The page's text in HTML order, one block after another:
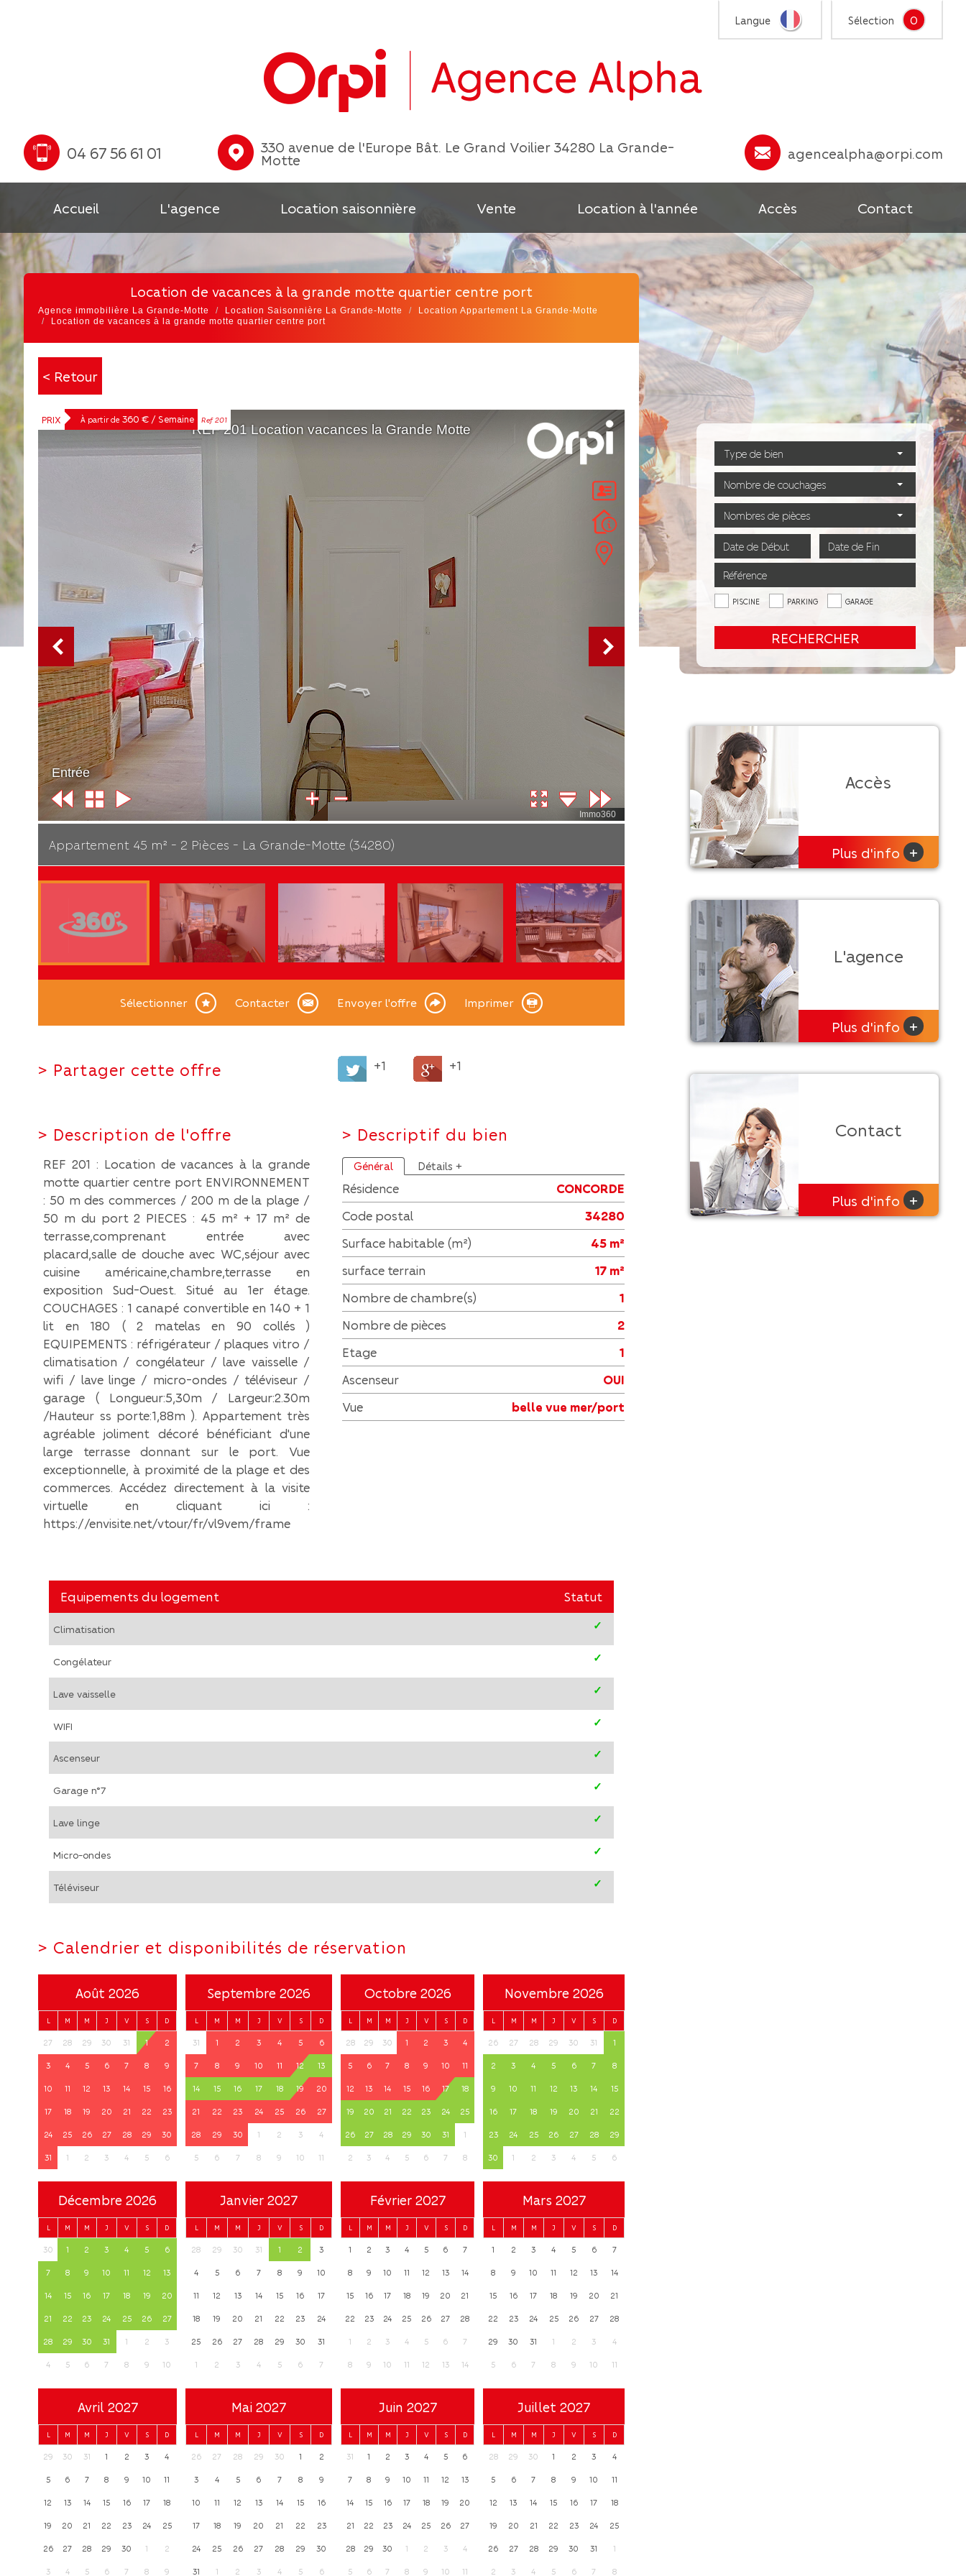
Langue Sélection 0
04 67 56 61 01 agencealpha@orpi.com
330 avenue de l'Europe Bât. Le Grand Voilier 34280 La Grande-
Motte
Accueil L'agence Location saisonnière Vente Location à l'année Accès Contact
Type de bien
Nombre de couchages
Nombres de pièces
PISCINE PARKING GARAGE
RECHERCHER
location de vacances à la grande motte quartier centre port
Agence immobilière La Grande-Motte Location Saisonnière La Grande-Motte
Location Appartement La Grande-Motte
Location de vacances à la grande motte quartier centre port
< Retour
Appartement 45 m² - 2 Pièces - La Grande-Motte (34280)
PRIX À partir de 360 € / Semaine Ref 201
Sélectionner Contacter Envoyer l'offre Imprimer
> Partager cette offre +1 +1
> Description de l'offre
REF 201 : Location de vacances à la grande
motte quartier centre port ENVIRONNEMENT
: 50 m des commerces / 200 m de la plage /
50 m du port 2 PIECES : 45 m² + 17 m² de
terrasse,comprenant entrée avec
placard,salle de douche avec WC,séjour avec
cuisine américaine,chambre,terrasse en
exposition Sud-Ouest. Situé au 1er étage.
COUCHAGES : 1 canapé convertible en 140 + 1
lit en 180 ( 2 matelas en 90 collés )
EQUIPEMENTS : réfrigérateur / plaques vitro /
climatisation / congélateur / lave vaisselle /
wifi / lave linge / micro-ondes / téléviseur /
garage ( Longueur:5,30m / Largeur:2.30m
/Hauteur ss porte:1,88m ). Appartement très
agréable joliment décoré bénéficiant d'une
large terrasse donnant sur le port. Vue
exceptionnelle, à proximité de la plage et des
commerces. Accédez directement à la visite
virtuelle en cliquant ici :
https://envisite.net/vtour/fr/vl9vem/frame
> Descriptif du bien
Général Détails +
Résidence
CONCORDE
Code postal
34280
Surface habitable (m²)
45 m²
surface terrain
17 m²
Nombre de chambre(s)
1
Nombre de pièces
2
Etage
1
Ascenseur
OUI
Vue
belle vue mer/port
Equipements du logement Statut
Climatisation ✓
Congélateur ✓
Lave vaisselle ✓
WIFI ✓
Ascenseur ✓
Garage n°7 ✓
Lave linge ✓
Micro-ondes ✓
Téléviseur ✓
> Calendrier et disponibilités de réservation
Août 2026
L M M J V S D
27 28 29 30 31 1 2
3 4 5 6 7 8 9
10 11 12 13 14 15 16
17 18 19 20 21 22 23
24 25 26 27 28 29 30
31 1 2 3 4 5 6
Septembre 2026
L M M J V S D
31 1 2 3 4 5 6
7 8 9 10 11 12 13
14 15 16 17 18 19 20
21 22 23 24 25 26 27
28 29 30 1 2 3 4
5 6 7 8 9 10 11
Octobre 2026
L M M J V S D
28 29 30 1 2 3 4
5 6 7 8 9 10 11
12 13 14 15 16 17 18
19 20 21 22 23 24 25
26 27 28 29 30 31 1
2 3 4 5 6 7 8
Novembre 2026
L M M J V S D
26 27 28 29 30 31 1
2 3 4 5 6 7 8
9 10 11 12 13 14 15
16 17 18 19 20 21 22
23 24 25 26 27 28 29
30 1 2 3 4 5 6
Décembre 2026
L M M J V S D
30 1 2 3 4 5 6
7 8 9 10 11 12 13
14 15 16 17 18 19 20
21 22 23 24 25 26 27
28 29 30 31 1 2 3
4 5 6 7 8 9 10
Janvier 2027
L M M J V S D
28 29 30 31 1 2 3
4 5 6 7 8 9 10
11 12 13 14 15 16 17
18 19 20 21 22 23 24
25 26 27 28 29 30 31
1 2 3 4 5 6 7
Février 2027
L M M J V S D
1 2 3 4 5 6 7
8 9 10 11 12 13 14
15 16 17 18 19 20 21
22 23 24 25 26 27 28
1 2 3 4 5 6 7
8 9 10 11 12 13 14
Mars 2027
L M M J V S D
1 2 3 4 5 6 7
8 9 10 11 12 13 14
15 16 17 18 19 20 21
22 23 24 25 26 27 28
29 30 31 1 2 3 4
5 6 7 8 9 10 11
Avril 2027
L M M J V S D
29 30 31 1 2 3 4
5 6 7 8 9 10 11
12 13 14 15 16 17 18
19 20 21 22 23 24 25
26 27 28 29 30 1 2
3 4 5 6 7 8 9
Mai 2027
L M M J V S D
26 27 28 29 30 1 2
3 4 5 6 7 8 9
10 11 12 13 14 15 16
17 18 19 20 21 22 23
24 25 26 27 28 29 30
31 1 2 3 4 5 6
Juin 2027
L M M J V S D
31 1 2 3 4 5 6
7 8 9 10 11 12 13
14 15 16 17 18 19 20
21 22 23 24 25 26 27
28 29 30 1 2 3 4
5 6 7 8 9 10 11
Juillet 2027
L M M J V S D
28 29 30 1 2 3 4
5 6 7 8 9 10 11
12 13 14 15 16 17 18
19 20 21 22 23 24 25
26 27 28 29 30 31 1
2 3 4 5 6 7 8
Accès
Plus d'info +
L'agence
Plus d'info +
Contact
Plus d'info +